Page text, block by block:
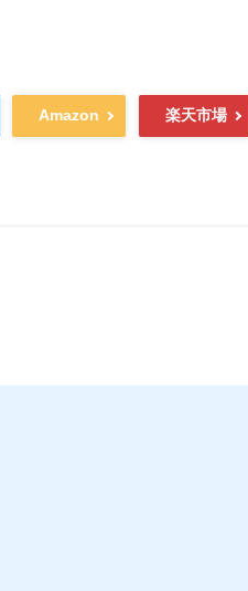
Amazon 楽天市場